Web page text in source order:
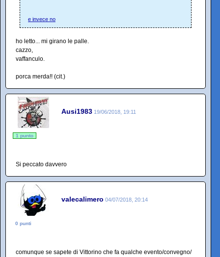
e invece no
ho letto... mi girano le palle.
cazzo,
vaffanculo.
porca merda!! (cit.)
Ausi1983 19/06/2018, 19:11
1 punto
Si peccato davvero
valecalimero 04/07/2018, 20:14
0 punti
comunque se sapete di Vittorino che fa qualche evento/convegno/